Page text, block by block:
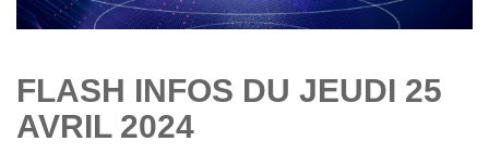
FLASH INFOS DU JEUDI 25
AVRIL 2024